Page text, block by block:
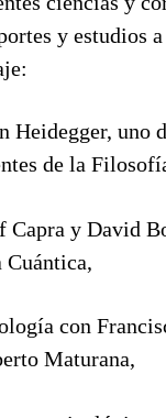
y estudios
Heidegger, uno
de la
Capra y David
Cuántica,
con
Maturana,